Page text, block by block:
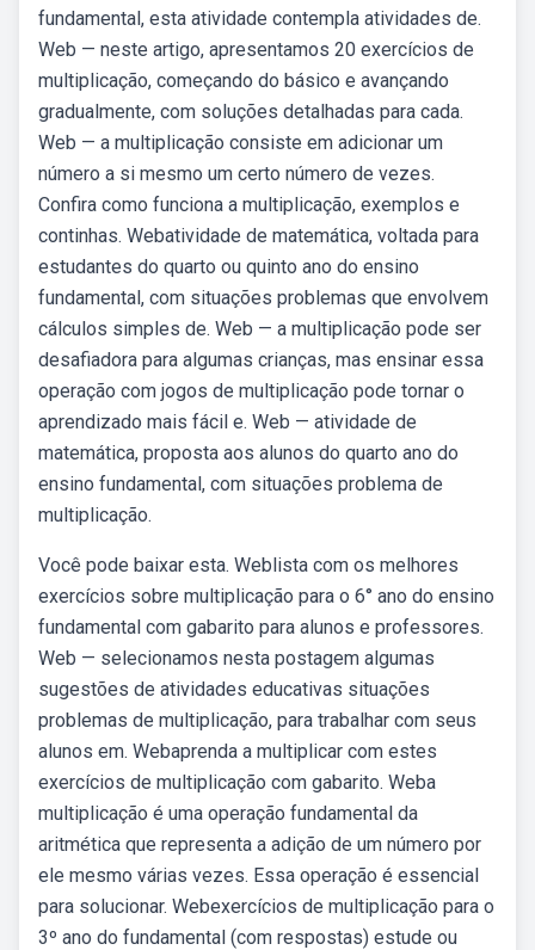
fundamental, esta atividade contempla atividades de.
Web — neste artigo, apresentamos 20 exercícios de
multiplicação, começando do básico e avançando
gradualmente, com soluções detalhadas para cada.
Web — a multiplicação consiste em adicionar um
número a si mesmo um certo número de vezes.
Confira como funciona a multiplicação, exemplos e
continhas. Webatividade de matemática, voltada para
estudantes do quarto ou quinto ano do ensino
fundamental, com situações problemas que envolvem
cálculos simples de. Web — a multiplicação pode ser
desafiadora para algumas crianças, mas ensinar essa
operação com jogos de multiplicação pode tornar o
aprendizado mais fácil e. Web — atividade de
matemática, proposta aos alunos do quarto ano do
ensino fundamental, com situações problema de
multiplicação.
Você pode baixar esta. Weblista com os melhores
exercícios sobre multiplicação para o 6° ano do ensino
fundamental com gabarito para alunos e professores.
Web — selecionamos nesta postagem algumas
sugestões de atividades educativas situações
problemas de multiplicação, para trabalhar com seus
alunos em. Webaprenda a multiplicar com estes
exercícios de multiplicação com gabarito. Weba
multiplicação é uma operação fundamental da
aritmética que representa a adição de um número por
ele mesmo várias vezes. Essa operação é essencial
para solucionar. Webexercícios de multiplicação para o
3º ano do fundamental (com respostas) estude ou